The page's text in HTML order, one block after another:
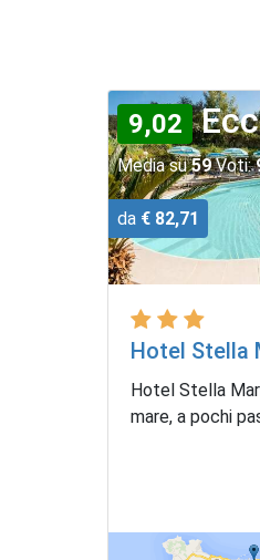
9,02
Media su59Voti:
da € 82,71
Hotel Stella
Hotel Stella
mare, a pochi